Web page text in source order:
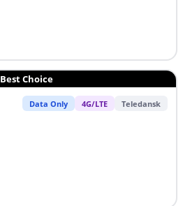
Best Choice
Data Only 4G/LTE Teledansk